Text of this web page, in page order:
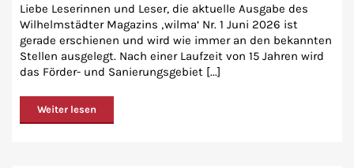
Liebe Leserinnen und Leser, die aktuelle Ausgabe des
Wilhelmstädter Magazins ‚wilma‘ Nr. 1 Juni 2026 ist
gerade erschienen und wird wie immer an den bekannten
Stellen ausgelegt. Nach einer Laufzeit von 15 Jahren wird
das Förder- und Sanierungsgebiet [...]
Weiter lesen